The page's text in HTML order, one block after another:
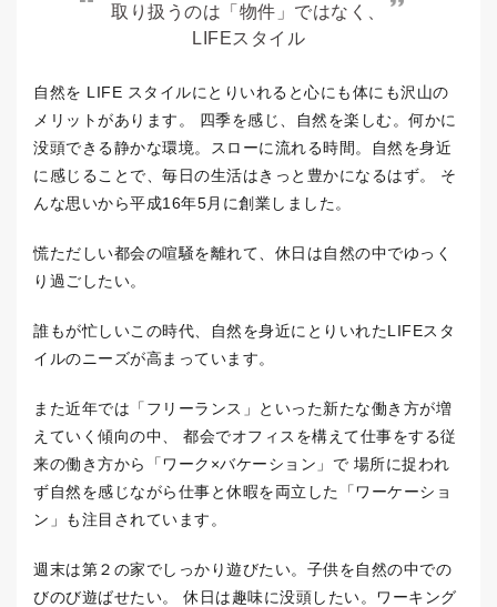
取り扱うのは「物件」ではなく、
LIFEスタイル
自然を LIFE スタイルにとりいれると心にも体にも沢山の
メリットがあります。
四季を感じ、自然を楽しむ。何かに
没頭できる静かな環境。スローに流れる時間。自然を身近
に感じることで、毎日の生活はきっと豊かになるはず。
そ
んな思いから平成16年5月に創業しました。
慌ただしい都会の喧騒を離れて、休日は自然の中でゆっく
り過ごしたい。
誰もが忙しいこの時代、自然を身近にとりいれたLIFEスタ
イルのニーズが高まっています。
また近年では「フリーランス」といった新たな働き方が増
えていく傾向の中、 都会でオフィスを構えて仕事をする従
来の働き方から「ワーク×バケーション」で 場所に捉われ
ず自然を感じながら仕事と休暇を両立した「ワーケーショ
ン」も注目されています。
週末は第２の家でしっかり遊びたい。子供を自然の中での
びのび遊ばせたい。 休日は趣味に没頭したい。ワーキング